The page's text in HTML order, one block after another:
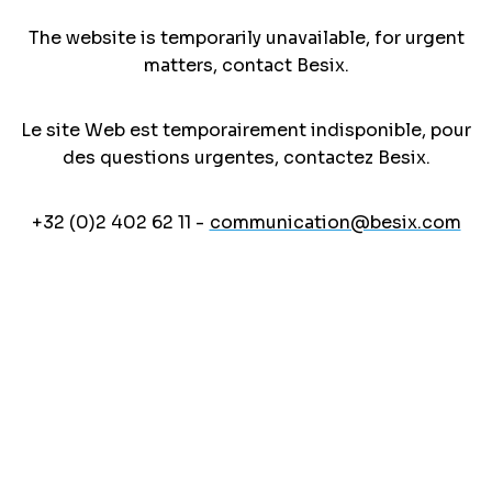
The website is temporarily unavailable, for urgent
matters, contact Besix.
Le site Web est temporairement indisponible, pour
des questions urgentes, contactez Besix.
+32 (0)2 402 62 11 - communication@besix.com